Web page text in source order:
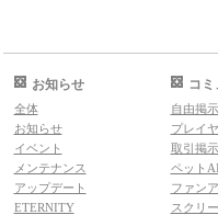
お知らせ
全体
お知らせ
イベント
メンテナンス
アップデート
ETERNITY
コ
自由掲
プレイ
取引掲
ペット
ファン
スクリ